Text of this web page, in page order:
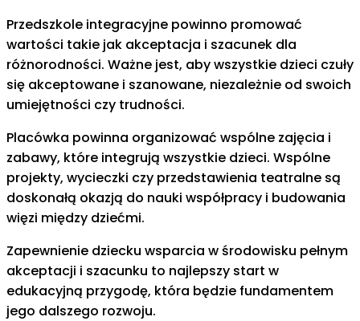
Przedszkole integracyjne powinno promować
wartości takie jak akceptacja i szacunek dla
różnorodności. Ważne jest, aby wszystkie dzieci czuły
się akceptowane i szanowane, niezależnie od swoich
umiejętności czy trudności.
Placówka powinna organizować wspólne zajęcia i
zabawy, które integrują wszystkie dzieci. Wspólne
projekty, wycieczki czy przedstawienia teatralne są
doskonałą okazją do nauki współpracy i budowania
więzi między dziećmi.
Zapewnienie dziecku wsparcia w środowisku pełnym
akceptacji i szacunku to najlepszy start w
edukacyjną przygodę, która będzie fundamentem
jego dalszego rozwoju.